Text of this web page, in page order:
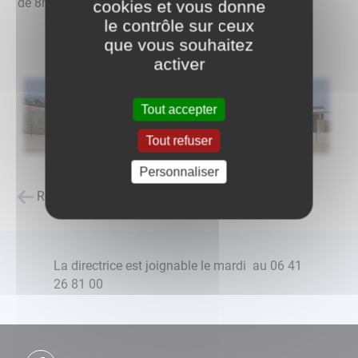
Retour à la liste des carnets d'adresses
La directrice est joignable le mardi au 06 41
26 81 00
cookies et vous donne
le contrôle sur ceux
que vous souhaitez
activer
Tout accepter
Tout refuser
Personnaliser